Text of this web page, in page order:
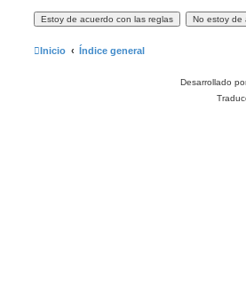
Inicio Índice general
Desarrollado